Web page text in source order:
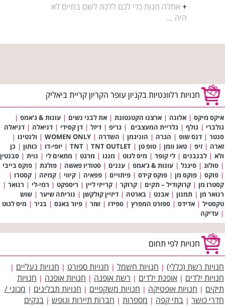
+ אחלה חנות כדי לכם ללכת לשם בחיים לא
היה ...
חנויות רלוונטיות בקניון עופר הקריון קריית ביאליק
איקס מיקס | אלונה | ארצנו הקטנטונת | את לבני נשים | עונות & ג'אמפ |
גולברי | גולף | גלריית המעצבים | גריפ | דיזל | דן קסידי | דניאלה | דניאלה
סנטר | דנס שופ | הגרה | הוניגמן | השדרה |
WOMEN ONLY
| ולנטינו |
זארה | זיפ | טאג וומן | טופ טן |
TNT | TNT OUTLET
| יופי-דו | כותון | כן
ולא | לבנבנים | לי קופר | מיס לגוט | מנגו | מרגט | מתאים לי | נוית | סבנטין
| סולוג | סיגנל | עונות & ג'אמפ | עננים | סטודיו פאשה | פולגת | פוקס בייבי
| פוקס | פוקס מן | פוקס קידס | פיתויים | פפאיה | קיווי | קמיזה | קסטרו |
קסטרו מן | קרוקודיל – תקים | קרוקר | קרייזי ליין | ריספקט | רמי-לי | רנואר |
רנואר מן | תמנון | אבנט | בארטה | דיזיין קולקשן | נוריתה שיער | שוש
טקסטיל | אדידס | ספורט המפרץ | ספידו | שזר | פיור באגס | בגיר | מיס לגוט
| עדיקה
חנויות לפי תחום
חנויות רשת (כללי) | חנויות חשמל | חנויות ספורט | חנויות נעליים |
חנויות ילדים | אופנת ילדים | רשת אופנה | חנויות אופנה | חנויות
תיקים | חנויות אופטיקה | חנויות משקפיים | חנויות תבלינים | מכוני /
חדרי כושר | בתי קפה | מספרות | חברות תיירות ונופש | בנקים